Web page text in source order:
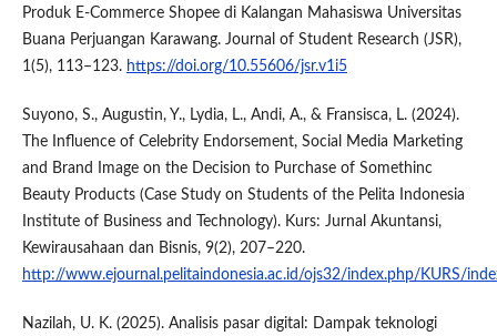
Produk E-Commerce Shopee di Kalangan Mahasiswa Universitas
Buana Perjuangan Karawang. Journal of Student Research (JSR),
1(5), 113–123. https://doi.org/10.55606/jsr.v1i5
Suyono, S., Augustin, Y., Lydia, L., Andi, A., & Fransisca, L. (2024).
The Influence of Celebrity Endorsement, Social Media Marketing
and Brand Image on the Decision to Purchase of Somethinc
Beauty Products (Case Study on Students of the Pelita Indonesia
Institute of Business and Technology). Kurs: Jurnal Akuntansi,
Kewirausahaan dan Bisnis, 9(2), 207–220.
http://www.ejournal.pelitaindonesia.ac.id/ojs32/index.php/KURS/
Nazilah, U. K. (2025). Analisis pasar digital: Dampak teknologi